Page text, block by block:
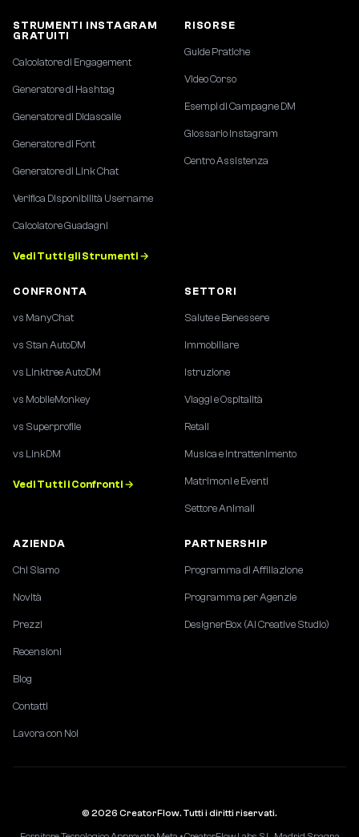
STRUMENTI INSTAGRAM
GRATUITI
Calcolatore di Engagement
Generatore di Hashtag
Generatore di Didascalie
Generatore di Font
Generatore di Link Chat
Verifica Disponibilità Username
Calcolatore Guadagni
Vedi Tutti gli Strumenti →
RISORSE
Guide Pratiche
Video Corso
Esempi di Campagne DM
Glossario Instagram
Centro Assistenza
CONFRONTA
vs ManyChat
vs Stan AutoDM
vs Linktree AutoDM
vs MobileMonkey
vs Superprofile
vs LinkDM
Vedi Tutti i Confronti →
SETTORI
Salute e Benessere
Immobiliare
Istruzione
Viaggi e Ospitalità
Retail
Musica e Intrattenimento
Matrimoni e Eventi
Settore Animali
AZIENDA
Chi Siamo
Novità
Prezzi
Recensioni
Blog
Contatti
Lavora con Noi
PARTNERSHIP
Programma di Affiliazione
Programma per Agenzie
DesignerBox (AI Creative Studio)
© 2026 CreatorFlow. Tutti i diritti riservati.